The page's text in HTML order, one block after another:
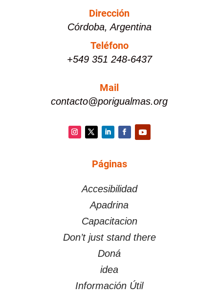
Dirección
Córdoba, Argentina
Teléfono
+549 351 248-6437
Mail
contacto@porigualmas.org
Facebook
Páginas
Accesibilidad
Apadrina
Capacitacion
Don’t just stand there
Doná
idea
Información Útil